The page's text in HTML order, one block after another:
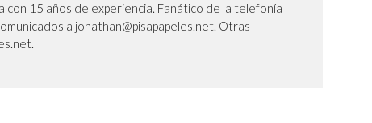
15 años de experiencia. Fanático de la telefonía
a jonathan@pisapapeles.net. Otras